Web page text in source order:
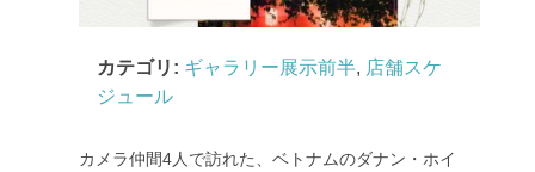
カテゴリ: ギャラリー展示前半, 店舗スケ
ジュール
カメラ仲間4人で訪れた、ベトナムのダナン・ホイ